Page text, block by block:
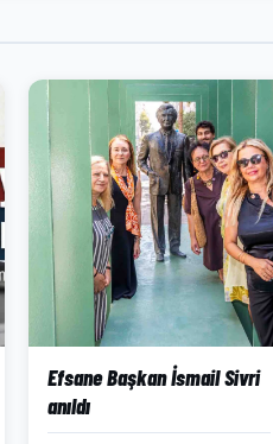
Efsane Başkan İsmail Sivri
anıldı